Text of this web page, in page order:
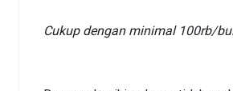
Cukup dengan minimal 100rb/